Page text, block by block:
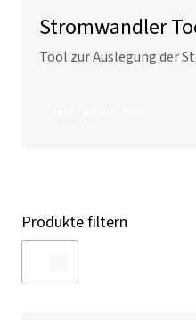
Stromwandler
Tool zur Auslegung der
Produkte filtern